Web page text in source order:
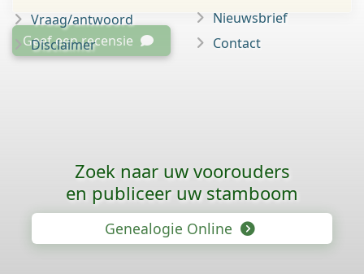
Geef een recensie
Vraag/antwoord
Disclaimer
Nieuwsbrief
Contact
Zoek naar uw voorouders
en publiceer uw stamboom
Genealogie Online